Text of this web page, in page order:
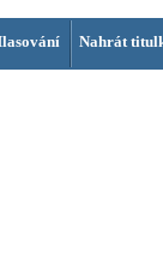
Nahrát